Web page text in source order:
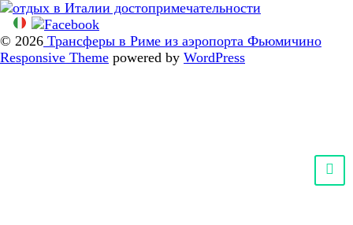
© 2026 Трансферы в Риме из аэропорта Фьюмичино
Responsive Theme powered by WordPress